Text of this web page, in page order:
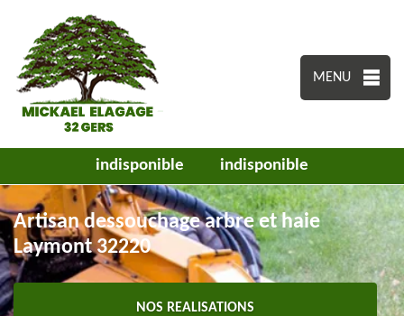
MENU
indisponible indisponible
Artisan dessouchage arbre et haie
Laymont 32220
NOS REALISATIONS